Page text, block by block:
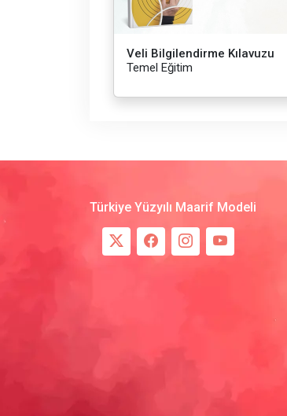
Veli Bilgilendirme Kılavuzu
Temel Eğitim
Türkiye Yüzyılı Maarif Modeli